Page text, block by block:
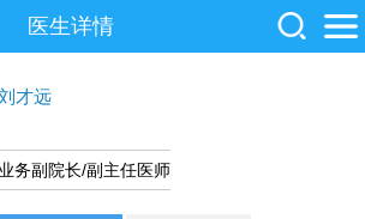
医生详情
眼底病
才远
业务副院长/副主任医师